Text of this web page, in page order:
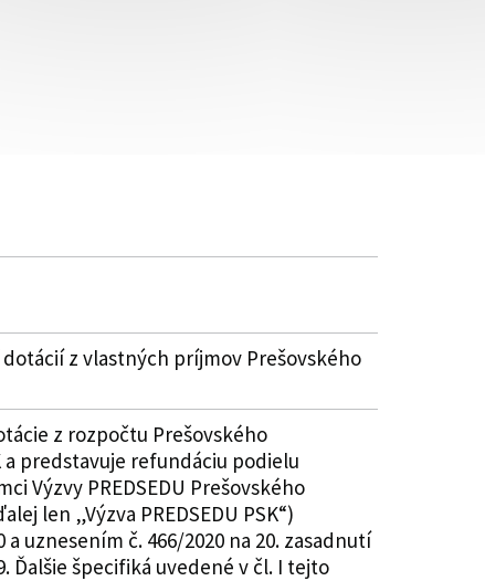
z vlastných príjmov Prešovského
z rozpočtu Prešovského
a predstavuje refundáciu podielu
Výzvy PREDSEDU Prešovského
len „Výzva PREDSEDU PSK“)
uznesením č. 466/2020 na 20. zasadnutí
Ďalšie špecifiká uvedené v čl. I tejto